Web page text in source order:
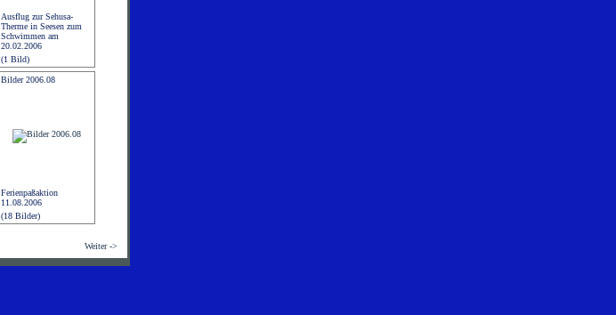
Ausflug zur Sehusa-
Therme in Seesen zum
Schwimmen am
20.02.2006
(1 Bild)
Bilder 2006.08
Ferienpaßaktion
11.08.2006
(18 Bilder)
Weiter ->